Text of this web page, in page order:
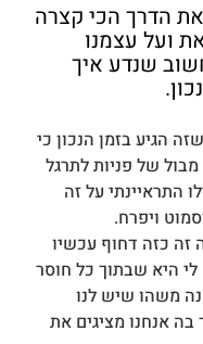
הדרך הכי קצרה
ועל עצמנו
שנדע איך
הגיע בזמן הנכון כי
מבול של פניות לתרגל
התראיינתי על זה
ויפרח.
זה כזה דחוף עכשיו
היא שבתוך כל חוסר
משהו שיש לנו
בה אנחנו מציגים את